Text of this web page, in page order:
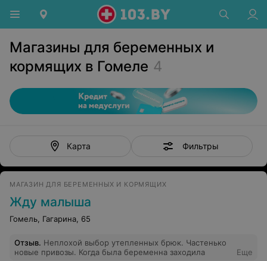
Магазины для беременных и
кормящих в Гомеле 4
Карта Фильтры
МАГАЗИН ДЛЯ БЕРЕМЕННЫХ И КОРМЯЩИХ
Жду малыша
Гомель, Гагарина, 65
Отзыв. Неплохой выбор утепленных брюк. Частенько
новые привозы. Когда была беременна заходила
Еще